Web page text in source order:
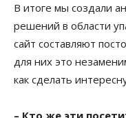
В итоге мы создали
решений в области
сайт составляют
для них это
как сделать